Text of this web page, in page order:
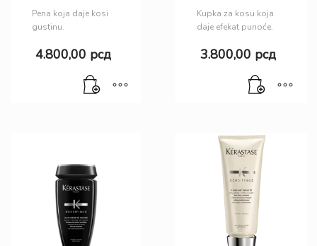
Pena koja daje kosi
gustinu.
4.800,00 рсд
Kupka za kosu koja
daje efekat punoće.
3.800,00 рсд